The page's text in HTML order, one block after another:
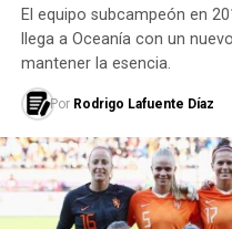
El equipo subcampeón en
llega a Oceanía con un
mantener la esencia.
Por Rodrigo Lafuente Díaz